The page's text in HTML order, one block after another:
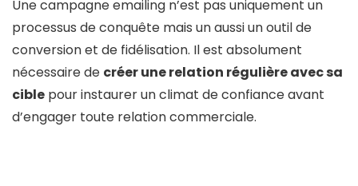
Une campagne emailing n’est pas uniquement un
processus de conquête mais un aussi un outil de
conversion et de fidélisation. Il est absolument
nécessaire de créer une relation régulière avec sa
cible pour instaurer un climat de confiance avant
d’engager toute relation commerciale.